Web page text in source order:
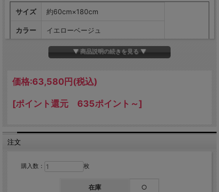
サイズ 約60cm×180cm
カラー イエローベージュ
毛長 約25mm
原皮 オーストラリア産
製造 日本
ムートンのお手入れ方法について
▼ 商品説明の続きを見る ▼
価格:63,580円(税込)
[ポイント還元 635ポイント～]
注文
購入数： 枚
在庫 ○